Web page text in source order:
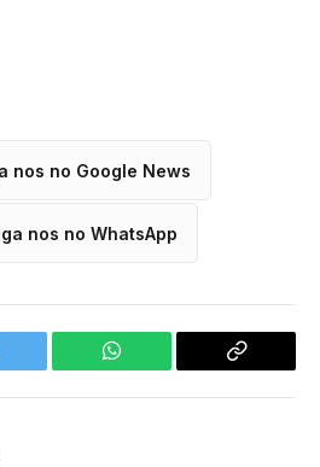
nos no Google News
nos no WhatsApp
WhatsApp
Copy